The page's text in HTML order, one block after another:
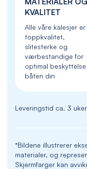
KVALITET
Alle våre kalesjer er
toppkvalitet,
slitesterke og
værbestandige for
optimal
båten din
Leveringstid ca. 3
*Bildene illustrerer
materialer, og
Skjermfarger kan